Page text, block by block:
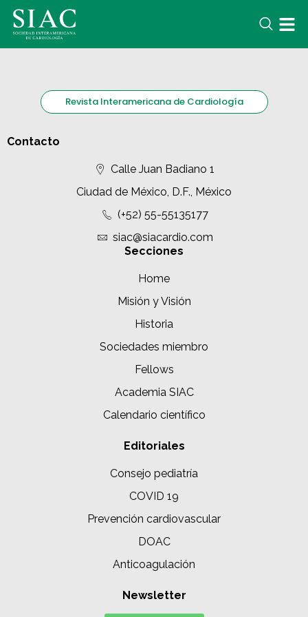
Revista Interamericana de Cardiología
Contacto
Calle Juan Badiano 1
Ciudad de México, D.F., México
(+52) 55-55135177
siac@siacardio.com
Secciones
Home
Misión y Visión
Historia
Sociedades miembro
Fellows
Academia SIAC
Calendario científico
Editoriales
Consejo pediatría
COVID 19
Prevención cardiovascular
DOAC
Anticoagulación
Newsletter